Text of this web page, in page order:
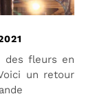
des fleurs en
un retour